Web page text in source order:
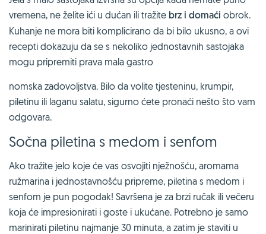
vremena, ne želite ići u dućan ili tražite brz i domaći obrok.
Kuhanje ne mora biti komplicirano da bi bilo ukusno, a ovi
recepti dokazuju da se s nekoliko jednostavnih sastojaka
mogu pripremiti prava mala gastro
nomska zadovoljstva. Bilo da volite tjesteninu, krumpir,
piletinu ili laganu salatu, sigurno ćete pronaći nešto što vam
odgovara.
Sočna piletina s medom i senfom
Ako tražite jelo koje će vas osvojiti nježnošću, aromama
ružmarina i jednostavnošću pripreme, piletina s medom i
senfom je pun pogodak! Savršena je za brzi ručak ili večeru
koja će impresionirati i goste i ukućane. Potrebno je samo
marinirati piletinu najmanje 30 minuta, a zatim je staviti u